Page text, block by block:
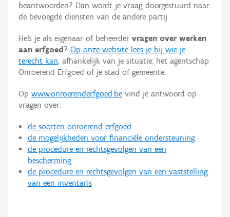
Persoon of collectief
Hergebruik
Aanmelden
beantwoorden? Dan wordt je vraag doorgestuurd naar
de bevoegde diensten van de andere partij.
Heb je als eigenaar of beheerder vragen over werken
aan erfgoed ? Op onze website lees je bij wie je
terecht kan, afhankelijk van je situatie: het agentschap
Onroerend Erfgoed of je stad of gemeente.
Op www.onroerenderfgoed.be vind je antwoord op
vragen over:
de soorten onroerend erfgoed
de mogelijkheden voor financiële ondersteuning
de procedure en rechtsgevolgen van een
bescherming
de procedure en rechtsgevolgen van een vaststelling
van een inventaris